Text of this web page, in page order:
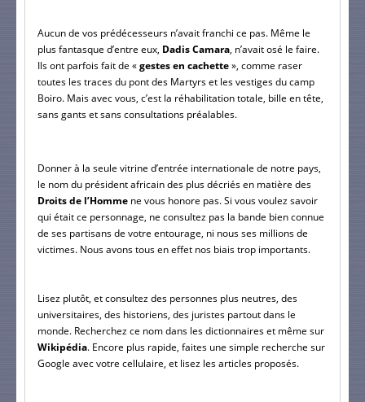
Aucun de vos prédécesseurs n’avait franchi ce pas. Même le
plus fantasque d’entre eux, Dadis Camara, n’avait osé le faire.
Ils ont parfois fait de « gestes en cachette », comme raser
toutes les traces du pont des Martyrs et les vestiges du camp
Boiro. Mais avec vous, c’est la réhabilitation totale, bille en tête,
sans gants et sans consultations préalables.
Donner à la seule vitrine d’entrée internationale de notre pays,
le nom du président africain des plus décriés en matière des
Droits de l’Homme ne vous honore pas. Si vous voulez savoir
qui était ce personnage, ne consultez pas la bande bien connue
de ses partisans de votre entourage, ni nous ses millions de
victimes. Nous avons tous en effet nos biais trop importants.
Lisez plutôt, et consultez des personnes plus neutres, des
universitaires, des historiens, des juristes partout dans le
Wikipédia. Encore plus rapide, faites une simple recherche sur
Google avec votre cellulaire, et lisez les articles proposés.